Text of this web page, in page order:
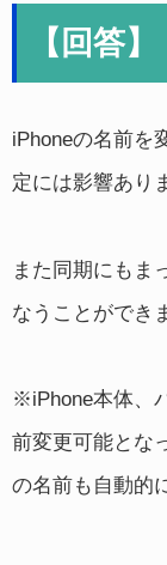
【回答】
iPhoneの名前を
定には影響あり
また同期にもま
なうことができ
※iPhone本体、
前変更可能とな
の名前も自動的